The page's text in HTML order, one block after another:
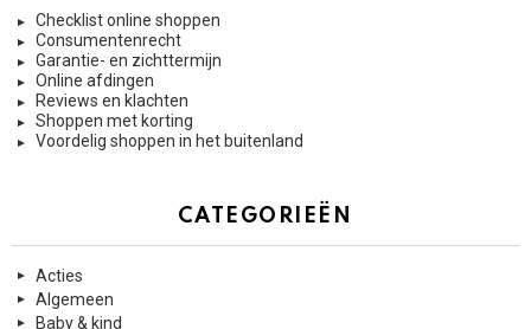
Checklist online shoppen
Consumentenrecht
Garantie- en zichttermijn
Online afdingen
Reviews en klachten
Shoppen met korting
Voordelig shoppen in het buitenland
CATEGORIEËN
Acties
Algemeen
Baby & kind